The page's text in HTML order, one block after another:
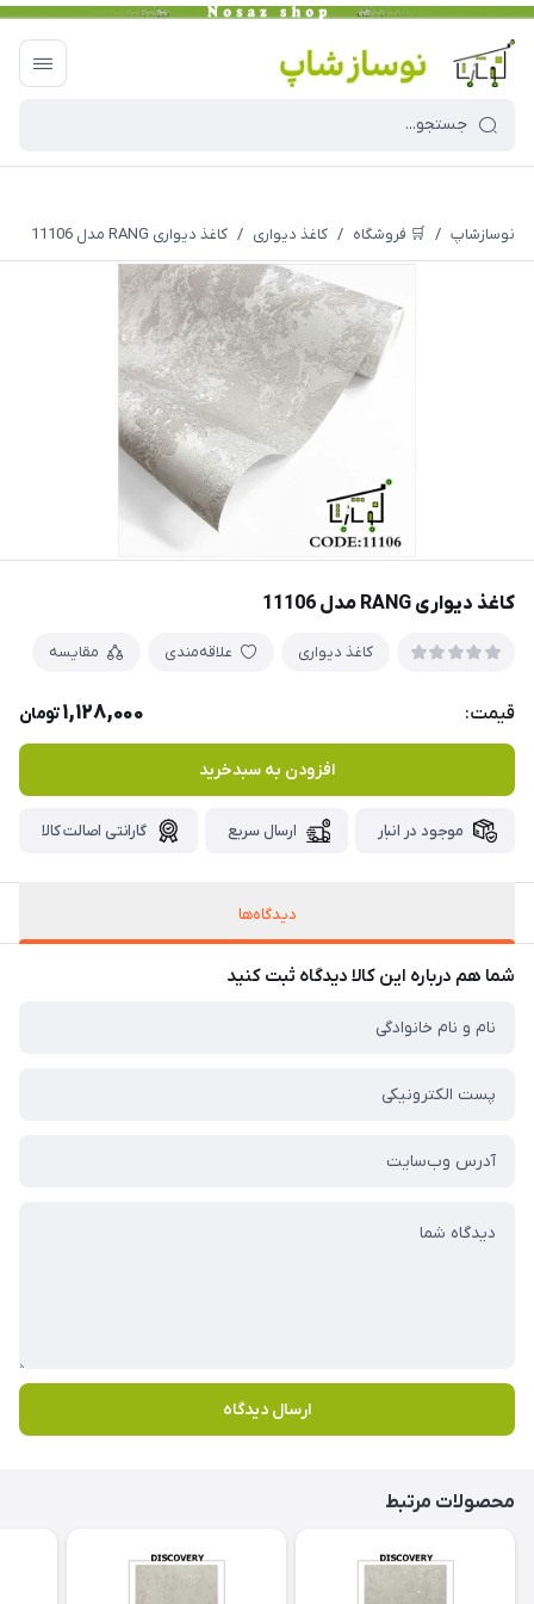
نوسازشاپ / 🛒 فروشگاه / کاغذ دیواری / کاغذ دیواری RANG مدل 11106
کاغذ دیواری RANG مدل 11106
کاغذ دیواری علاقه‌مندی مقایسه
قیمت: 1,128,000تومان
افزودن به سبدخرید
موجود در انبار ارسال سریع گارانتی اصالت کالا
دیدگاه‌ها
شما هم درباره این کالا دیدگاه ثبت کنید
ارسال دیدگاه
محصولات مرتبط